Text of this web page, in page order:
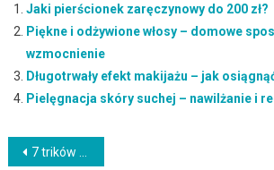
Jaki pierścionek zaręczynowy do 200 zł?
Piękne i odżywione włosy – domowe
wzmocnienie
Długotrwały efekt makijażu – jak
Pielęgnacja skóry suchej – nawilżanie i
Nawigacja
7 trików na wydłużenie trwałości makijażu